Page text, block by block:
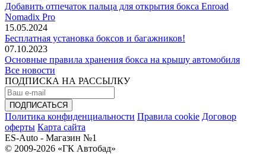
Добавить отпечаток пальца для открытия бокса Enroad
Nomadix Pro
15.05.2024
Бесплатная установка боксов и багажников!
07.10.2023
Основные правила хранения бокса на крышу автомобиля
Все новости
ПОДПИСКА НА РАССЫЛКУ
Политика конфиденциальности Правила cookie Договор
оферты Карта сайта
ES-Auto - Магазин №1
© 2009-2026 «ГК Автобад»